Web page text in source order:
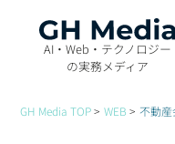
AI・Web・テクノロジー
の実務メディア
GH Media TOP WEB 不動